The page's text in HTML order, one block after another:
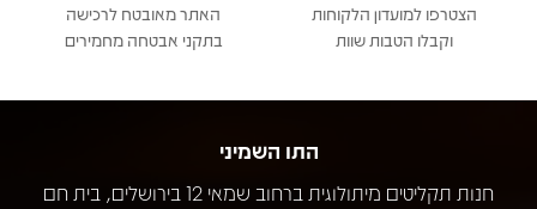
הצטרפו למועדון הלקוחות
וקבלו הטבות שוות
האתר מאובטח לרכישה
בתקני אבטחה מחמירים
התו השמיני
חנות תקליטים מיתולוגית ברחוב שמאי 12 בירושלים, בית חם